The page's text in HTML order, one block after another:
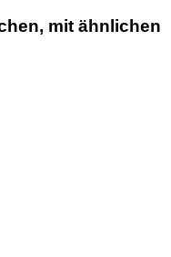
mit ähnlichen